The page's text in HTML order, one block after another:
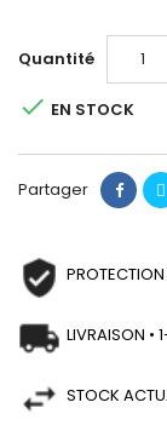
Quantité
 EN STOCK
Partager
LIVRAISON
STOCK